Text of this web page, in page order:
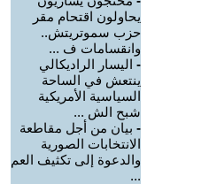
يحاولون اقتحام مقر
حزب سموتريتش..
وانقسامات ف ...
- اليسار الراديكالي
ينتعش في الساحة
السياسية الأمريكية
شبح الش ...
- بيان من أجل مقاطعة
الانتخابات الصورية
والدعوة إلى تكثيف العم
...